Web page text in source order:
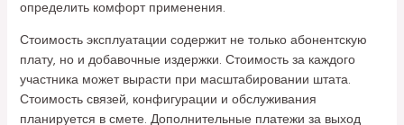
определить комфорт применения.
Стоимость эксплуатации содержит не только абонентскую
плату, но и добавочные издержки. Стоимость за каждого
участника может вырасти при масштабировании штата.
Стоимость связей, конфигурации и обслуживания
планируется в смете. Дополнительные платежи за выход